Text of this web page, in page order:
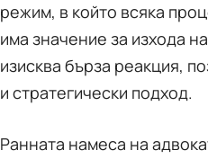
режим, в който всяка
има значение за изхода
изисква бърза реакция,
и стратегически подход.
Ранната намеса на